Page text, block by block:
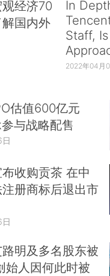
经济70
国内外
In
Staff, Is
2022年04月
估值600亿元
与战略配售
收购贡茶 在中
册商标后退出市
路明及多名股东被
始人因何此时被